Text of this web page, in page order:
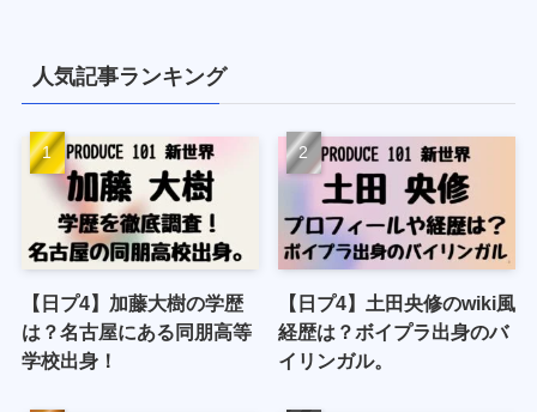
人気記事ランキング
【日プ4】加藤大樹の学歴
は？名古屋にある同朋高等
学校出身！
【日プ4】土田央修のwiki風
経歴は？ボイプラ出身のバ
イリンガル。